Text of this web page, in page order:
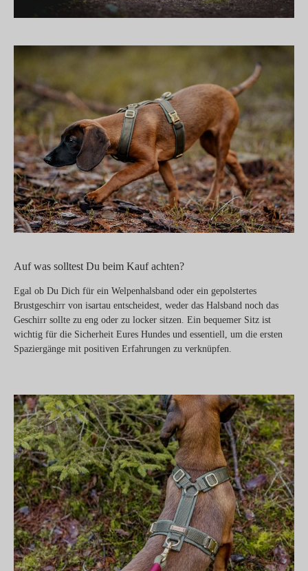
Auf was solltest Du beim Kauf achten?
Egal ob Du Dich für ein Welpenhalsband oder ein gepolstertes
Brustgeschirr von isartau entscheidest, weder das Halsband noch das
Geschirr sollte zu eng oder zu locker sitzen. Ein bequemer Sitz ist
wichtig für die Sicherheit Eures Hundes und essentiell, um die ersten
Spaziergänge mit positiven Erfahrungen zu verknüpfen.